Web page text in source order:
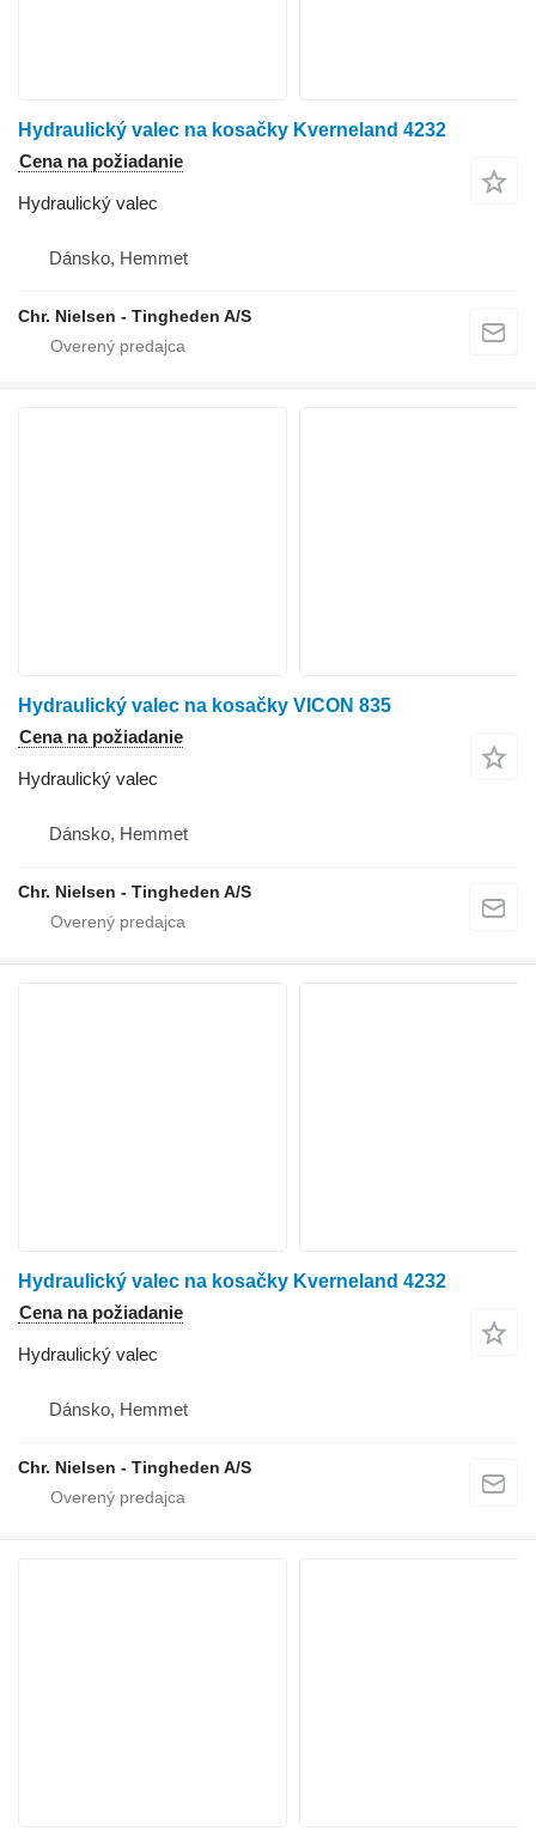
Hydraulický valec na kosačky Kverneland 4232
Cena na požiadanie
Hydraulický valec
Dánsko, Hemmet
Chr. Nielsen - Tingheden A/S
Hydraulický valec na kosačky VICON 835
Cena na požiadanie
Hydraulický valec
Dánsko, Hemmet
Chr. Nielsen - Tingheden A/S
Hydraulický valec na kosačky Kverneland 4232
Cena na požiadanie
Hydraulický valec
Dánsko, Hemmet
Chr. Nielsen - Tingheden A/S